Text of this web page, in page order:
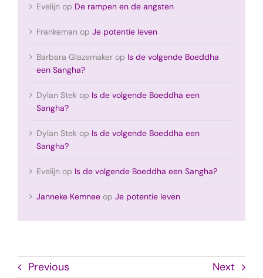
Evelijn op De rampen en de angsten
Frankeman op Je potentie leven
Barbara Glazemakerop Is de volgende Boeddha
een Sangha?
Dylan Stekop Is de volgende Boeddha een
Sangha?
Dylan Stekop Is de volgende Boeddha een
Sangha?
Evelijn op Is de volgende Boeddha een Sangha?
Janneke Kemneeop Je potentie leven
Previous Next